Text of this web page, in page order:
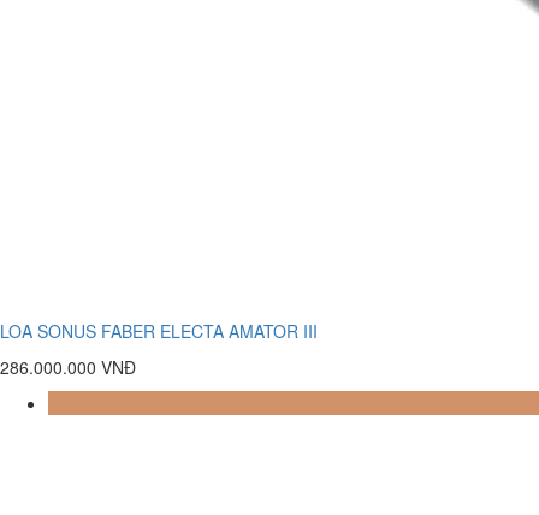
LOA SONUS FABER ELECTA AMATOR III
286.000.000 VNĐ